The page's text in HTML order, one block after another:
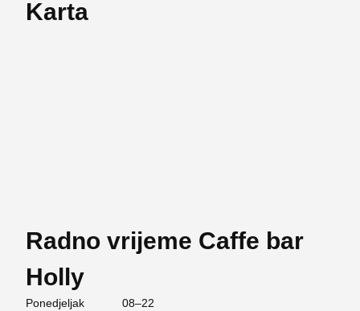
Karta
Radno vrijeme Caffe bar
Holly
Ponedjeljak
08–22